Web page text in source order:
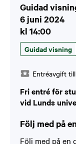
Guidad
6 juni 2024
kl 14:00
Guidad visning
Entréavgift
Fri entré för
vid Lunds
Följ med på
Följ med på en